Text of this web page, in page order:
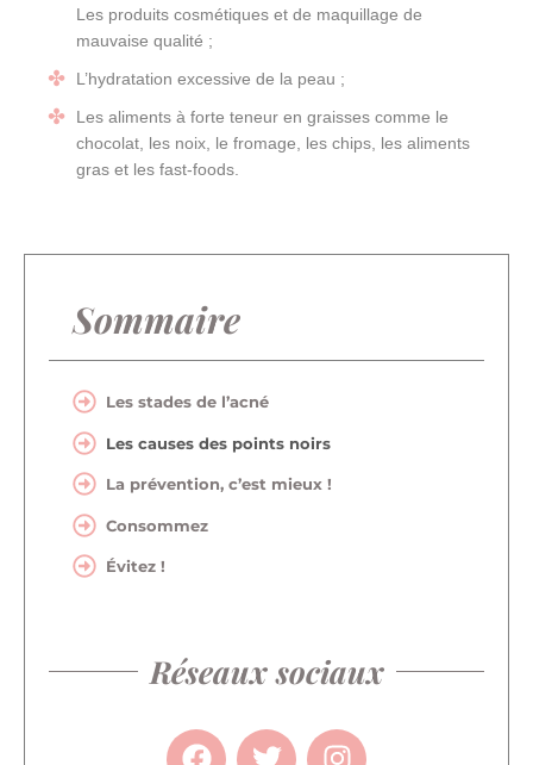
Les produits cosmétiques et de maquillage de
mauvaise qualité ;
L’hydratation excessive de la peau ;
Les aliments à forte teneur en graisses comme le
chocolat, les noix, le fromage, les chips, les aliments
gras et les fast-foods.
Sommaire
Les stades de l’acné
Les causes des points noirs
La prévention, c’est mieux !
Consommez
Évitez !
Réseaux sociaux